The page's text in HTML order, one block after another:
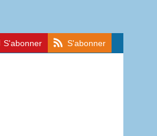
S'abonner S'abonner